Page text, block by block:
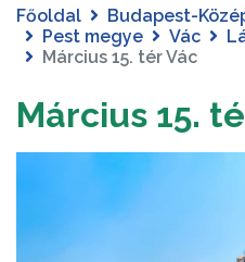
Főoldal
Budapest-
Pest megye
Vác
Március 15. tér Vác
Március 15.